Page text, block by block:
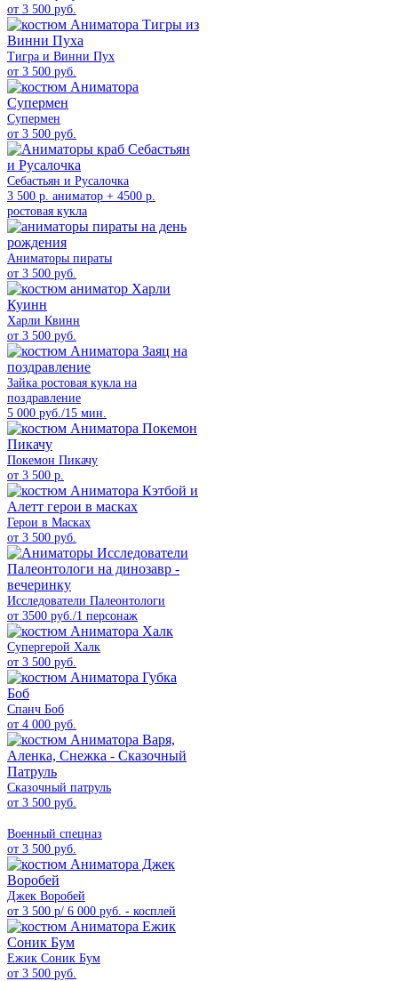
от 3 500 руб.
Тигра и Винни Пух
от 3 500 руб.
Супермен
от 3 500 руб.
Себастьян и Русалочка
3 500 р. аниматор + 4500 р.
ростовая кукла
Аниматоры пираты
от 3 500 руб.
Харли Квинн
от 3 500 руб.
Зайка ростовая кукла на
поздравление
5 000 руб./15 мин.
Покемон Пикачу
от 3 500 р.
Герои в Масках
от 3 500 руб.
Исследователи Палеонтологи
от 3500 руб./1 персонаж
Супергерой Халк
от 3 500 руб.
Спанч Боб
от 4 000 руб.
Сказочный патруль
от 3 500 руб.
Военный спецназ
от 3 500 руб.
Джек Воробей
от 3 500 р/ 6 000 руб. - косплей
Ежик Соник Бум
от 3 500 руб.